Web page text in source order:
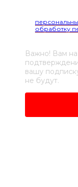
обработку
Важно! Вам
вашу
не будут.